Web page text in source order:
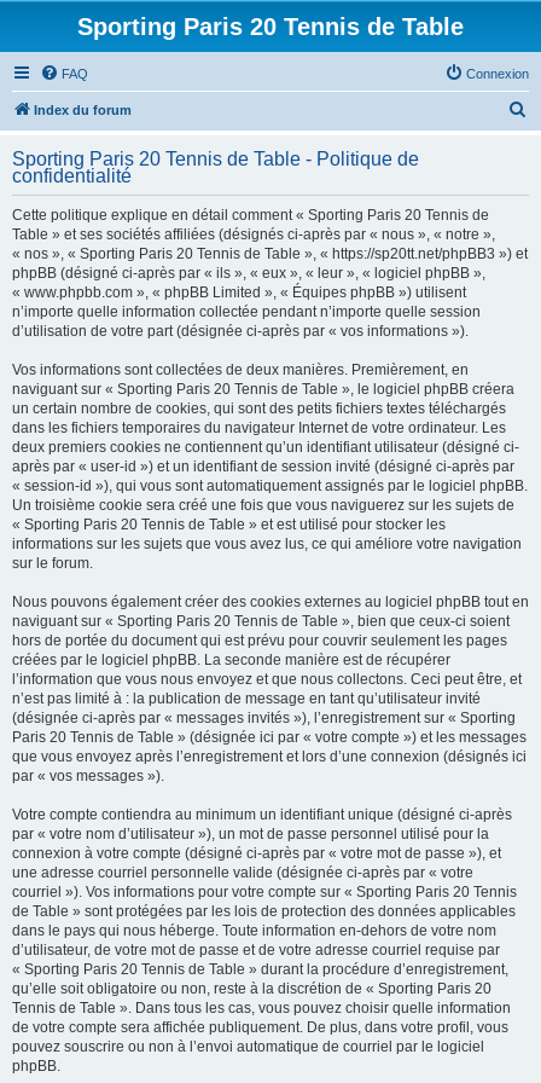
Sporting Paris 20 Tennis de Table
FAQ Connexion
Index du forum
h
Sporting Paris 20 Tennis de Table - Politique de
confidentialité
Cette politique explique en détail comment « Sporting Paris 20 Tennis de
Table » et ses sociétés affiliées (désignés ci-après par « nous », « notre »,
« nos », « Sporting Paris 20 Tennis de Table », « https://sp20tt.net/phpBB3 ») et
phpBB (désigné ci-après par « ils », « eux », « leur », « logiciel phpBB »,
« www.phpbb.com », « phpBB Limited », « Équipes phpBB ») utilisent
n’importe quelle information collectée pendant n’importe quelle session
d’utilisation de votre part (désignée ci-après par « vos informations »).
Vos informations sont collectées de deux manières. Premièrement, en
naviguant sur « Sporting Paris 20 Tennis de Table », le logiciel phpBB créera
un certain nombre de cookies, qui sont des petits fichiers textes téléchargés
dans les fichiers temporaires du navigateur Internet de votre ordinateur. Les
deux premiers cookies ne contiennent qu’un identifiant utilisateur (désigné ci-
après par « user-id ») et un identifiant de session invité (désigné ci-après par
« session-id »), qui vous sont automatiquement assignés par le logiciel phpBB.
Un troisième cookie sera créé une fois que vous naviguerez sur les sujets de
« Sporting Paris 20 Tennis de Table » et est utilisé pour stocker les
informations sur les sujets que vous avez lus, ce qui améliore votre navigation
sur le forum.
Nous pouvons également créer des cookies externes au logiciel phpBB tout en
naviguant sur « Sporting Paris 20 Tennis de Table », bien que ceux-ci soient
hors de portée du document qui est prévu pour couvrir seulement les pages
créées par le logiciel phpBB. La seconde manière est de récupérer
l’information que vous nous envoyez et que nous collectons. Ceci peut être, et
n’est pas limité à : la publication de message en tant qu’utilisateur invité
(désignée ci-après par « messages invités »), l’enregistrement sur « Sporting
Paris 20 Tennis de Table » (désignée ici par « votre compte ») et les messages
que vous envoyez après l’enregistrement et lors d’une connexion (désignés ici
par « vos messages »).
Votre compte contiendra au minimum un identifiant unique (désigné ci-après
par « votre nom d’utilisateur »), un mot de passe personnel utilisé pour la
connexion à votre compte (désigné ci-après par « votre mot de passe »), et
une adresse courriel personnelle valide (désignée ci-après par « votre
courriel »). Vos informations pour votre compte sur « Sporting Paris 20 Tennis
de Table » sont protégées par les lois de protection des données applicables
dans le pays qui nous héberge. Toute information en-dehors de votre nom
d’utilisateur, de votre mot de passe et de votre adresse courriel requise par
« Sporting Paris 20 Tennis de Table » durant la procédure d’enregistrement,
qu’elle soit obligatoire ou non, reste à la discrétion de « Sporting Paris 20
Tennis de Table ». Dans tous les cas, vous pouvez choisir quelle information
de votre compte sera affichée publiquement. De plus, dans votre profil, vous
pouvez souscrire ou non à l’envoi automatique de courriel par le logiciel
phpBB.